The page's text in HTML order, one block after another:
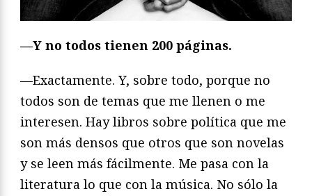
—Y no todos tienen 200 páginas.
—Exactamente. Y, sobre todo, porque no
todos son de temas que me llenen o me
interesen. Hay libros sobre política que me
son más densos que otros que son novelas
y se leen más fácilmente. Me pasa con la
literatura lo que con la música. No sólo la